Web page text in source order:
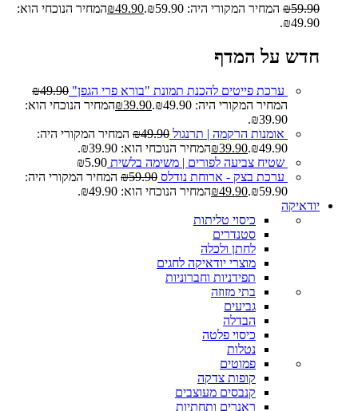
₪59.90 המחיר המקורי היה: ₪59.90. ₪49.90
המחיר הנוכחי הוא:
₪49.90.
חדש על המדף
ערכת פייטים להכנת תמונת "בורא פרי הגפן" ₪49.90
המחיר המקורי היה: ₪49.90.
₪39.90
המחיר הנוכחי הוא:
₪39.90.
אומנות הרקמה | תרנגול
₪49.90
המחיר המקורי היה:
₪49.90.
₪39.90
המחיר הנוכחי הוא: ₪39.90.
שטיח צביעה לפורים | משימה בלשית
₪5.90
ערכת בצק - ארוחת נודלס
₪59.90
המחיר המקורי היה:
₪59.90.
₪49.90
המחיר הנוכחי הוא: ₪49.90.
יודאיקה
כיסוי טליתות
סטנדרים
לחתן ולכלה
מוצרי יודאיקה לחגים
תפידניות וחברוניות
בתי מזוזה
גביעים
הבדלה
כיסוי פלטה
נטלות
פמוטים
קופות צדקה
קנבסים מעוצבים
ראנרים ותחתיות